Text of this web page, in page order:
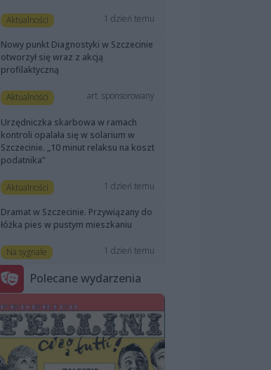
Aktualności 1 dzień temu
Nowy punkt Diagnostyki w Szczecinie
otworzył się wraz z akcją
profilaktyczną
Aktualności art. sponsorowany
Urzędniczka skarbowa w ramach
kontroli opalała się w solarium w
Szczecinie. „10 minut relaksu na koszt
podatnika”
Aktualności 1 dzień temu
Dramat w Szczecinie. Przywiązany do
łóżka pies w pustym mieszkaniu
Na sygnale 1 dzień temu
Polecane wydarzenia